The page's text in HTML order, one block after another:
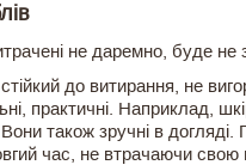
не даремно, буде не
до витирання, не
практичні. Наприклад,
також зручні в
час, не втрачаючи свою